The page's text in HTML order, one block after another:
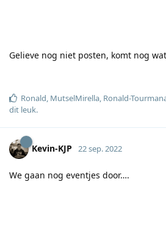
Gelieve nog niet posten, komt nog
Ronald, MutselMirella, Ronald-
dit leuk.
Kevin-KJP 22 sep. 2022
We gaan nog eventjes door….